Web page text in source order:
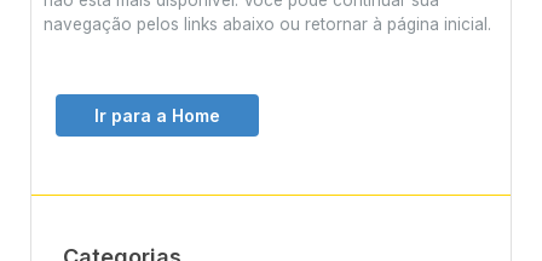
navegação pelos links abaixo ou retornar à página inicial.
Ir para a Home